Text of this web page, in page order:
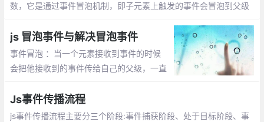
数，它是通过事件冒泡机制，即子元素上触发的事件会冒泡到父级
js 冒泡事件与解决冒泡事件
事件冒泡 ：当一个元素接收到事件的时候
会把他接收到的事件传给自己的父级，一直
topPropagation(); window.event.cancelB
ubble=true;
Js事件传播流程
js事件传播流程主要分三个阶段:事件捕获阶段、处于目标阶段、事